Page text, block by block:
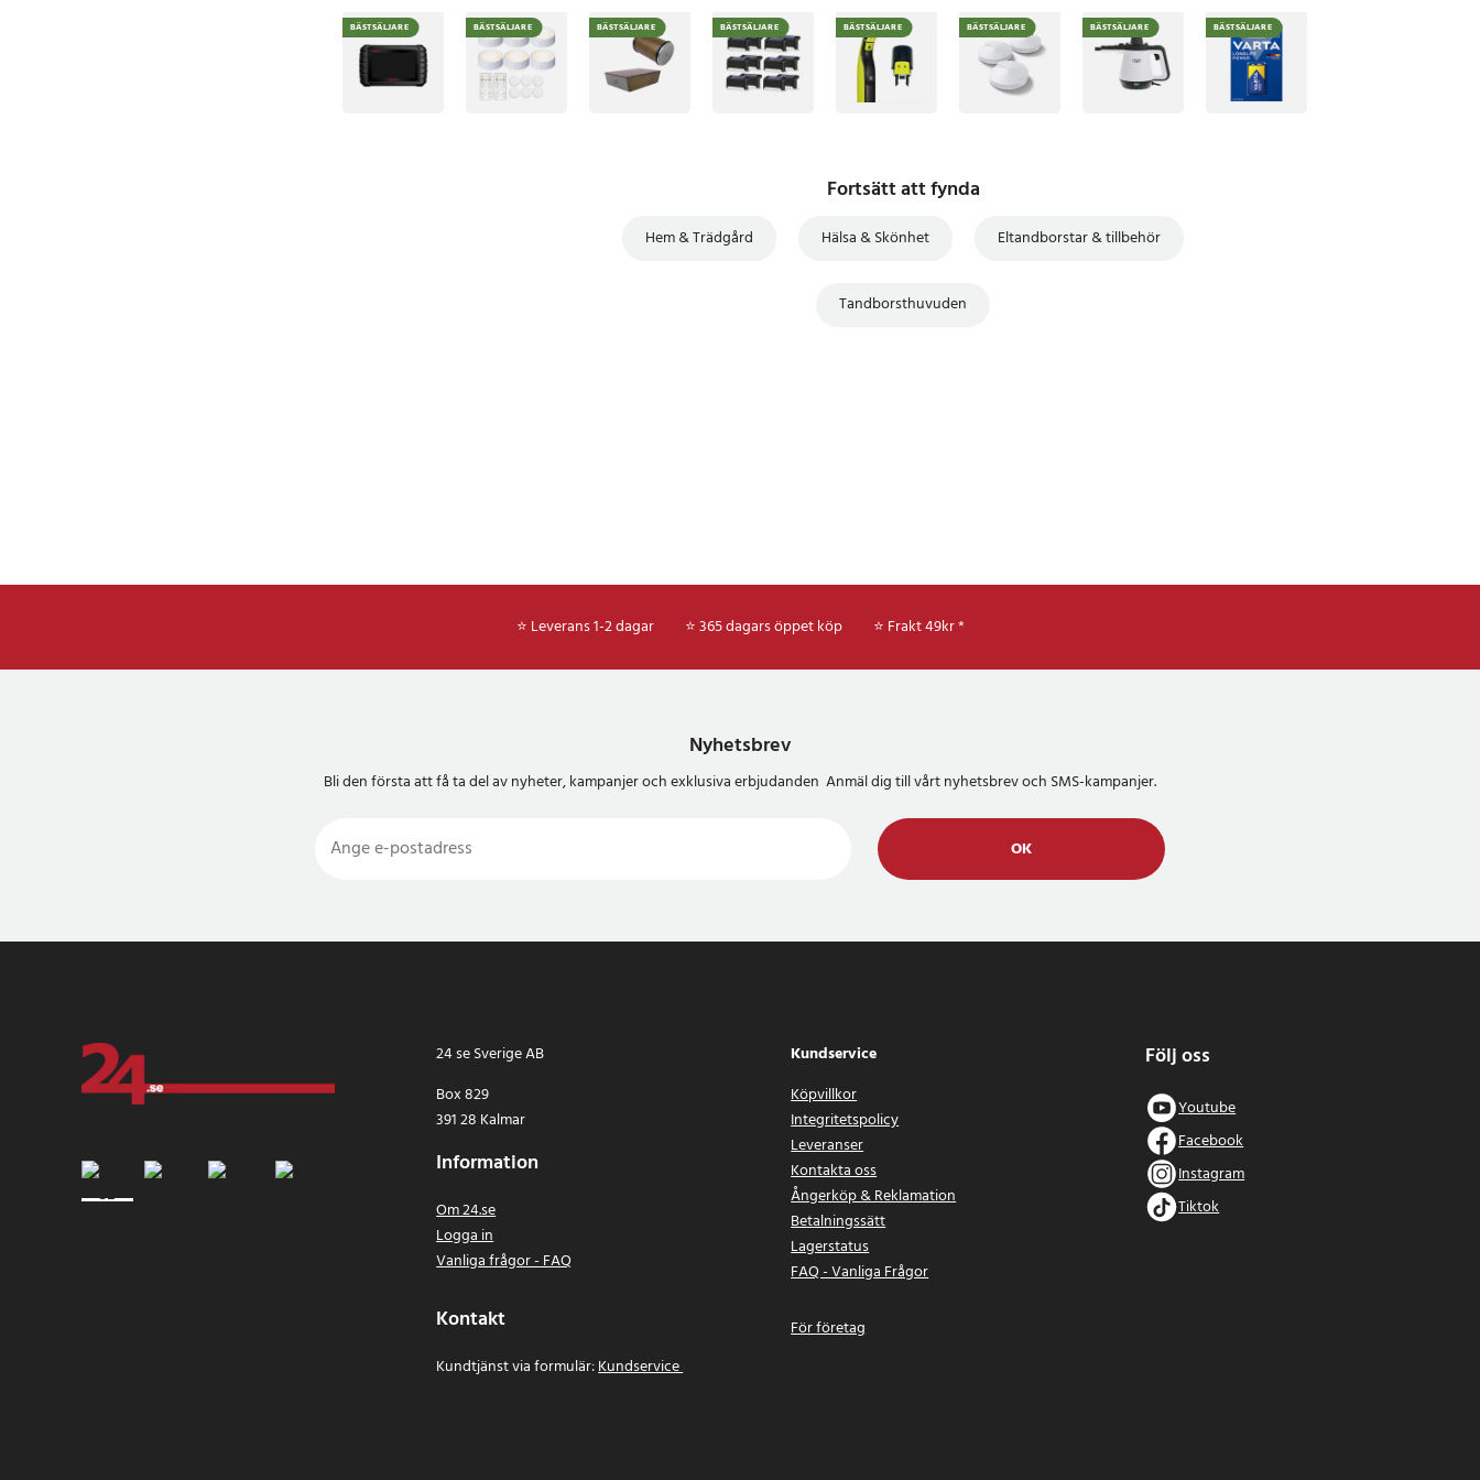
BÄSTSÄLJARE BÄSTSÄLJARE BÄSTSÄLJARE BÄSTSÄLJARE BÄSTSÄLJARE BÄSTSÄLJARE BÄSTSÄLJARE BÄSTSÄLJARE
Fortsätt att fynda
Hem & Trädgård Hälsa & Skönhet Eltandborstar & tillbehör
Tandborsthuvuden
⭐ Leverans 1-2 dagar ⭐ 365 dagars öppet köp ⭐ Frakt 49kr *
Nyhetsbrev
Bli den första att få ta del av nyheter, kampanjer och exklusiva erbjudanden Anmäl dig till vårt nyhetsbrev och SMS-kampanjer.
OK
24 se Sverige AB
Box 829
391 28 Kalmar
Information
Om 24.se
Logga in
Vanliga frågor - FAQ
Kontakt
Kundtjänst via formulär:Kundservice
Kundservice
Köpvillkor
Integritetspolicy
Leveranser
Kontakta oss
Ångerköp & Reklamation
Betalningssätt
Lagerstatus
FAQ - Vanliga Frågor
För företag
Följ oss
Youtube
Facebook
Instagram
Tiktok